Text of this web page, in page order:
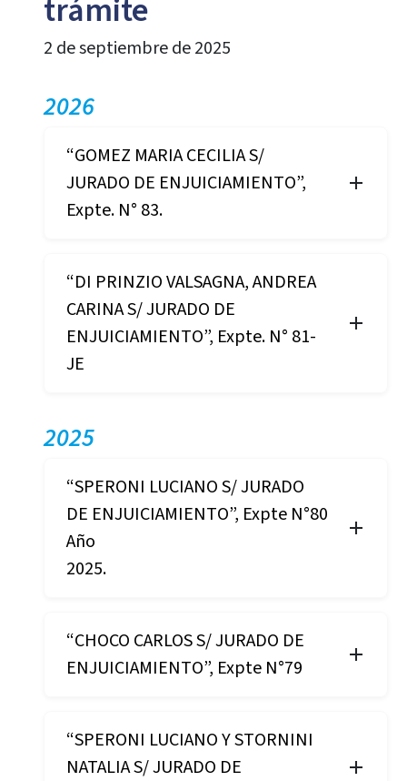
trámite
2 de septiembre de 2025
2026
“GOMEZ MARIA CECILIA S/
JURADO DE ENJUICIAMIENTO”,
Expte. N° 83.
“DI PRINZIO VALSAGNA, ANDREA
CARINA S/ JURADO DE
ENJUICIAMIENTO”, Expte. N° 81-
JE
2025
“SPERONI LUCIANO S/ JURADO
DE ENJUICIAMIENTO”, Expte N°80
Año
2025.
“CHOCO CARLOS S/ JURADO DE
ENJUICIAMIENTO”, Expte N°79
“SPERONI LUCIANO Y STORNINI
NATALIA S/ JURADO DE